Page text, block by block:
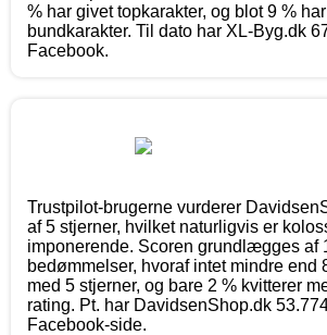
% har givet topkarakter, og blot 9 %
bundkarakter. Til dato har XL-Byg.dk
Facebook.
Trustpilot-brugerne vurderer
af 5 stjerner, hvilket naturligvis er
imponerende. Scoren grundlægges af
bedømmelser, hvoraf intet mindre end
med 5 stjerner, og bare 2 % kvitterer
rating. Pt. har DavidsenShop.dk
Facebook-side.